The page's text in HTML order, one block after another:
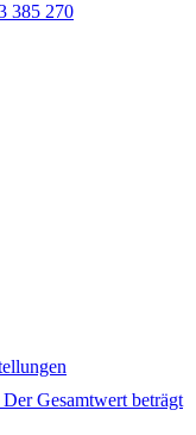
385 270
Gesamtwert beträgt